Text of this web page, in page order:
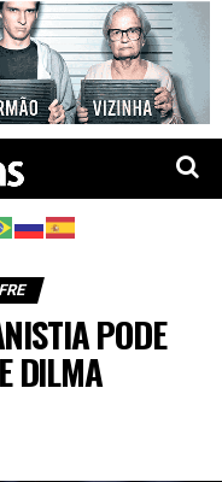
PODE
DILMA